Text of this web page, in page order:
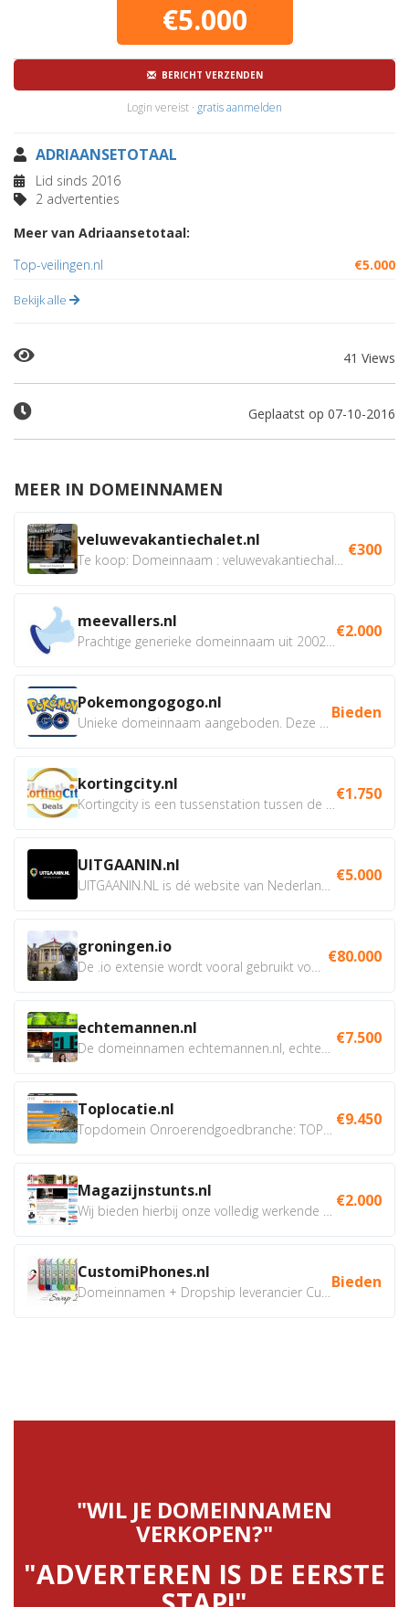
€5.000
BERICHT VERZENDEN
Login vereist · gratis aanmelden
ADRIAANSETOTAAL
Lid sinds 2016
2 advertenties
Meer van Adriaansetotaal:
Top-veilingen.nl
€5.000
Bekijk alle
41 Views
Geplaatst op 07-10-2016
MEER IN DOMEINNAMEN
veluwevakantiechalet.nl €300
meevallers.nl €2.000
Pokemongogogo.nl Bieden
kortingcity.nl €1.750
UITGAANIN.nl €5.000
groningen.io €80.000
echtemannen.nl €7.500
Toplocatie.nl €9.450
Magazijnstunts.nl €2.000
CustomiPhones.nl Bieden
"WIL JE DOMEINNAMEN
VERKOPEN?"
"ADVERTEREN IS DE EERSTE